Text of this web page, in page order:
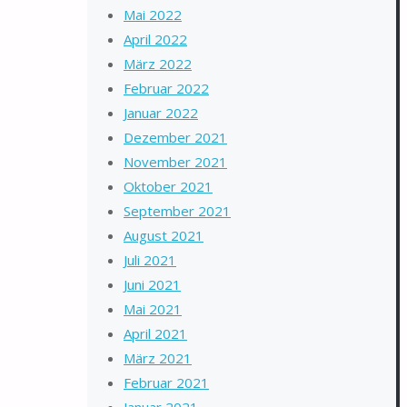
Mai 2022
April 2022
März 2022
Februar 2022
Januar 2022
Dezember 2021
November 2021
Oktober 2021
September 2021
August 2021
Juli 2021
Juni 2021
Mai 2021
April 2021
März 2021
Februar 2021